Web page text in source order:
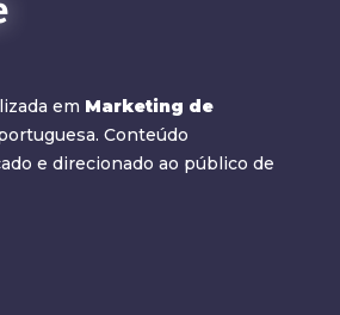
em Marketing de
Conteúdo
e direcionado ao público de